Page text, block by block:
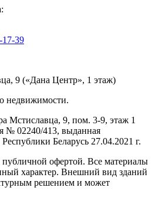
17-39
9 («Дана Центр», 1 этаж)
недвижимости.
Мстиславца, 9, пом. 3-9, этаж 1
№ 02240/413, выданная
Беларусь 27.04.2021 г.
публичной офертой. Все материалы
характер. Внешний вид зданий
решением и может